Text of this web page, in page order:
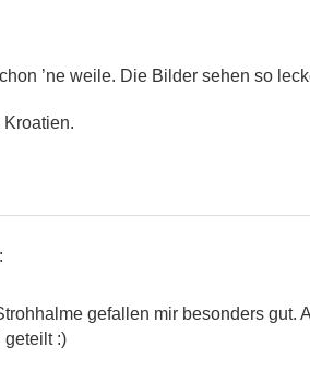
’ne weile. Die Bilder sehen so
gefallen mir besonders gut.
geteilt :)